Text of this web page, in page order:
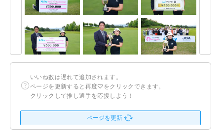
いいね数は遅れて追加されます。
ページを更新すると再度♡をクリックできます。
クリックして推し選手を応援しよう！
ページを更新